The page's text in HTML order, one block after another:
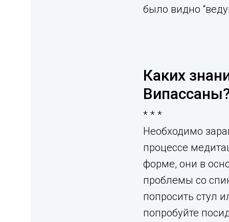
было видно
Каких
* * *
Необходимо
процессе
форме, они в
проблемы со
попросить стул
попробуйте